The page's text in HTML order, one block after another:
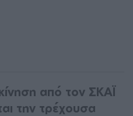
από τον ΣΚΑΪ
την τρέχουσα